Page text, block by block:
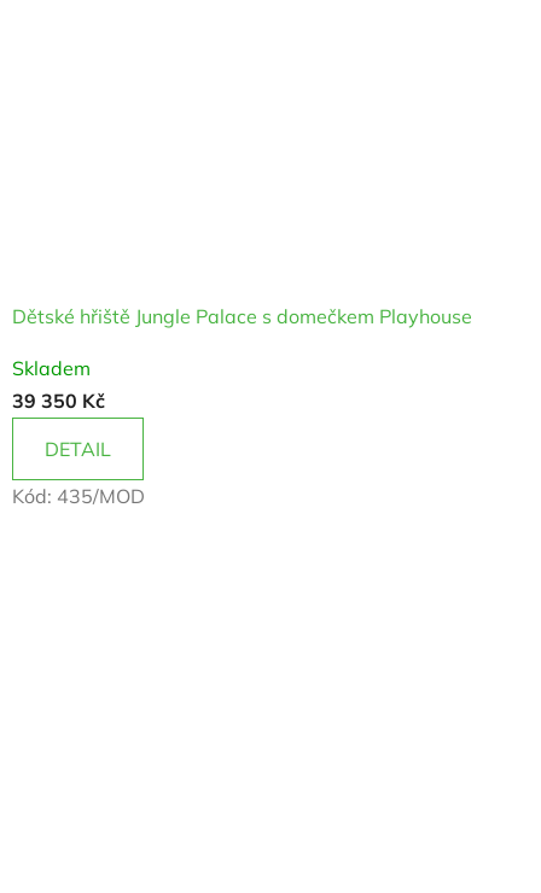
Dětské hřiště Jungle Palace s domečkem Playhouse
Skladem
39 350 Kč
DETAIL
Kód: 435/MOD